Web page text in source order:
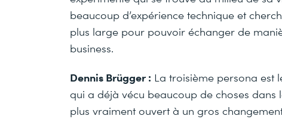
beaucoup d’expérience technique et
plus large pour pouvoir échanger de
business.
Dennis Brügger : La troisième persona est
qui a déjà vécu beaucoup de choses dans
plus vraiment ouvert à un gros